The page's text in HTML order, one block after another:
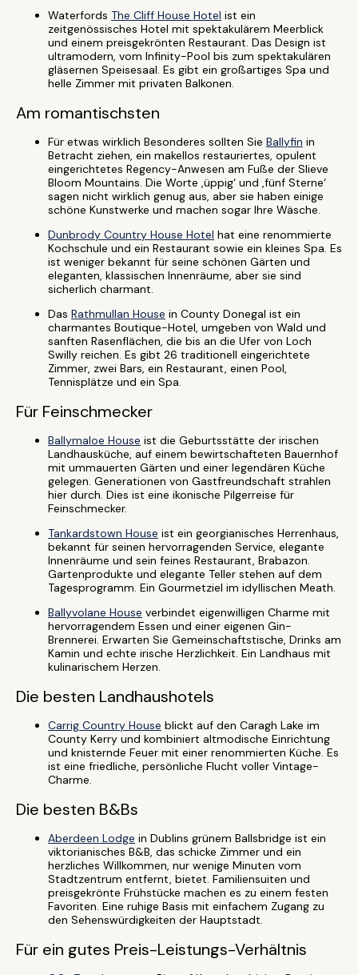
Waterfords The Cliff House Hotel ist ein
zeitgenössisches Hotel mit spektakulärem Meerblick
und einem preisgekrönten Restaurant. Das Design ist
ultramodern, vom Infinity-Pool bis zum spektakulären
gläsernen Speisesaal. Es gibt ein großartiges Spa und
helle Zimmer mit privaten Balkonen.
Am romantischsten
Für etwas wirklich Besonderes sollten Sie Ballyfin in
Betracht ziehen, ein makellos restauriertes, opulent
eingerichtetes Regency-Anwesen am Fuße der Slieve
Bloom Mountains. Die Worte ‚üppig‘ und ‚fünf Sterne‘
sagen nicht wirklich genug aus, aber sie haben einige
schöne Kunstwerke und machen sogar Ihre Wäsche.
Dunbrody Country House Hotel hat eine renommierte
Kochschule und ein Restaurant sowie ein kleines Spa. Es
ist weniger bekannt für seine schönen Gärten und
eleganten, klassischen Innenräume, aber sie sind
sicherlich charmant.
Das Rathmullan House in County Donegal ist ein
charmantes Boutique-Hotel, umgeben von Wald und
sanften Rasenflächen, die bis an die Ufer von Loch
Swilly reichen. Es gibt 26 traditionell eingerichtete
Zimmer, zwei Bars, ein Restaurant, einen Pool,
Tennisplätze und ein Spa.
Für Feinschmecker
Ballymaloe House ist die Geburtsstätte der irischen
Landhausküche, auf einem bewirtschafteten Bauernhof
mit ummauerten Gärten und einer legendären Küche
gelegen. Generationen von Gastfreundschaft strahlen
hier durch. Dies ist eine ikonische Pilgerreise für
Feinschmecker.
Tankardstown House ist ein georgianisches Herrenhaus,
bekannt für seinen hervorragenden Service, elegante
Innenräume und sein feines Restaurant, Brabazon.
Gartenprodukte und elegante Teller stehen auf dem
Tagesprogramm. Ein Gourmetziel im idyllischen Meath.
Ballyvolane House verbindet eigenwilligen Charme mit
hervorragendem Essen und einer eigenen Gin-
Brennerei. Erwarten Sie Gemeinschaftstische, Drinks am
Kamin und echte irische Herzlichkeit. Ein Landhaus mit
kulinarischem Herzen.
Die besten Landhaushotels
Carrig Country House blickt auf den Caragh Lake im
County Kerry und kombiniert altmodische Einrichtung
und knisternde Feuer mit einer renommierten Küche. Es
ist eine friedliche, persönliche Flucht voller Vintage-
Charme.
Die besten B&Bs
Aberdeen Lodge in Dublins grünem Ballsbridge ist ein
viktorianisches B&B, das schicke Zimmer und ein
herzliches Willkommen, nur wenige Minuten vom
Stadtzentrum entfernt, bietet. Familiensuiten und
preisgekrönte Frühstücke machen es zu einem festen
Favoriten. Eine ruhige Basis mit einfachem Zugang zu
den Sehenswürdigkeiten der Hauptstadt.
Für ein gutes Preis-Leistungs-Verhältnis